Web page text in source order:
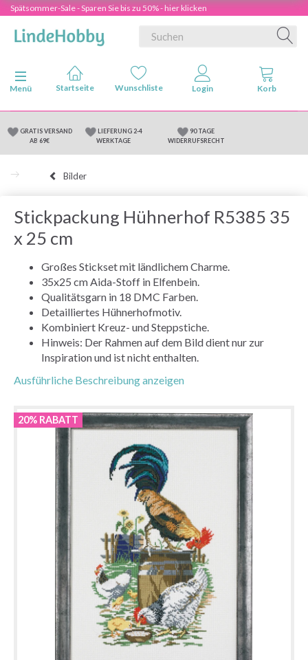
Spätsommer-Sale - Sparen Sie bis zu 50% - hier klicken
Anzeige ändern
Menü
GRATIS VERSAND
AB 69€
LIEFERUNG 2-4
WERKTAGE
90 TAGE
WIDERRUFSRECHT
Bilder
Stickpackung Hühnerhof R5385 35
x 25 cm
Großes Stickset mit ländlichem Charme.
35x25 cm Aida-Stoff in Elfenbein.
Qualitätsgarn in 18 DMC Farben.
Detailliertes Hühnerhofmotiv.
Kombiniert Kreuz- und Steppstiche.
Hinweis: Der Rahmen auf dem Bild dient nur zur
Inspiration und ist nicht enthalten.
Ausführliche Beschreibung anzeigen
20% RABATT